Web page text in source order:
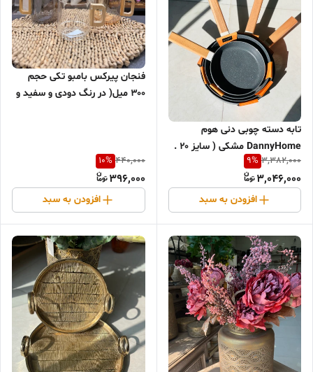
تابه دسته چوبی دنی هوم
DannyHome مشکی ( سایز ۲۰ .
۲۴ . ۲۶ . ۲۸ سانتی متر )
3,382,000
9%
3,046,000
افزودن به سبد
فنجان پیرکس بامبو تکی حجم
۳۰۰ میل( در رنگ دودی و سفید و
440,000
10%
396,000
افزودن به سبد